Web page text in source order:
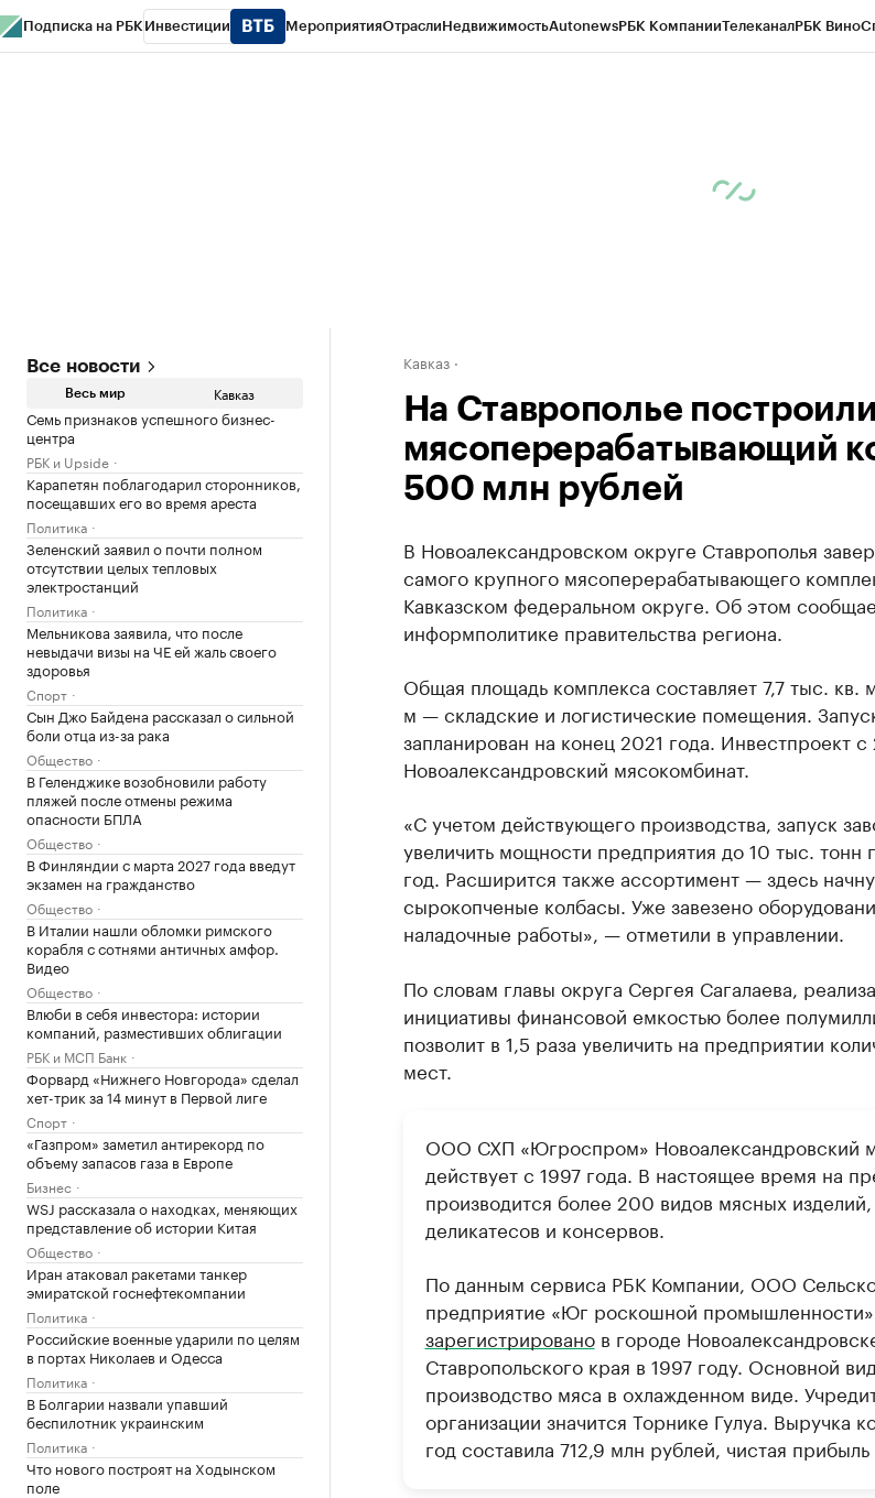
Подписка на РБК Инвестиции МероприятияОтраслиНедвижимостьAutonewsРБК КомпанииТелеканалРБК Вино
Все новости
Весь мир Кавказ
Семь признаков успешного бизнес-
центра
РБК и Upside
Карапетян поблагодарил сторонников,
посещавших его во время ареста
Политика
Зеленский заявил о почти полном
отсутствии целых тепловых
электростанций
Политика
Мельникова заявила, что после
невыдачи визы на ЧЕ ей жаль своего
здоровья
Спорт
Сын Джо Байдена рассказал о сильной
боли отца из-за рака
Общество
В Геленджике возобновили работу
пляжей после отмены режима
опасности БПЛА
Общество
В Финляндии с марта 2027 года введут
экзамен на гражданство
Общество
В Италии нашли обломки римского
корабля с сотнями античных амфор.
Видео
Общество
Влюби в себя инвестора: истории
компаний, разместивших облигации
РБК и МСП Банк
Форвард «Нижнего Новгорода» сделал
хет-трик за 14 минут в Первой лиге
Спорт
«Газпром» заметил антирекорд по
объему запасов газа в Европе
Бизнес
WSJ рассказала о находках, меняющих
представление об истории Китая
Общество
Иран атаковал ракетами танкер
эмиратской госнефтекомпании
Политика
Российские военные ударили по целям
в портах Николаев и Одесса
Политика
В Болгарии назвали упавший
беспилотник украинским
Политика
Что нового построят на Ходынском
поле
Кавказ
На Ставрополье построили
мясоперерабатывающий
500 млн рублей
В Новоалександровском округе Ставрополья
самого крупного мясоперерабатывающего
Кавказском федеральном округе. Об этом
информполитике правительства региона.
Общая площадь комплекса составляет 7,7 тыс. кв.
м — складские и логистические помещения.
запланирован на конец 2021 года. Инвестпроект с
Новоалександровский мясокомбинат.
«С учетом действующего производства, запуск
увеличить мощности предприятия до 10 тыс. тонн
год. Расширится также ассортимент — здесь
сырокопченые колбасы. Уже завезено
наладочные работы», — отметили в управлении.
По словам главы округа Сергея Сагалаева,
инициативы финансовой емкостью более
позволит в 1,5 раза увеличить на предприятии
мест.
ООО СХП «Югроспром» Новоалександровский
действует с 1997 года. В настоящее время на
производится более 200 видов мясных изделий,
деликатесов и консервов.
По данным сервиса РБК Компании, ООО
предприятие «Юг роскошной промышленности»
зарегистрированов городе
Ставропольского края в 1997 году. Основной
производство мяса в охлажденном виде.
организации значится Торнике Гулуа. Выручка
год составила 712,9 млн рублей, чистая